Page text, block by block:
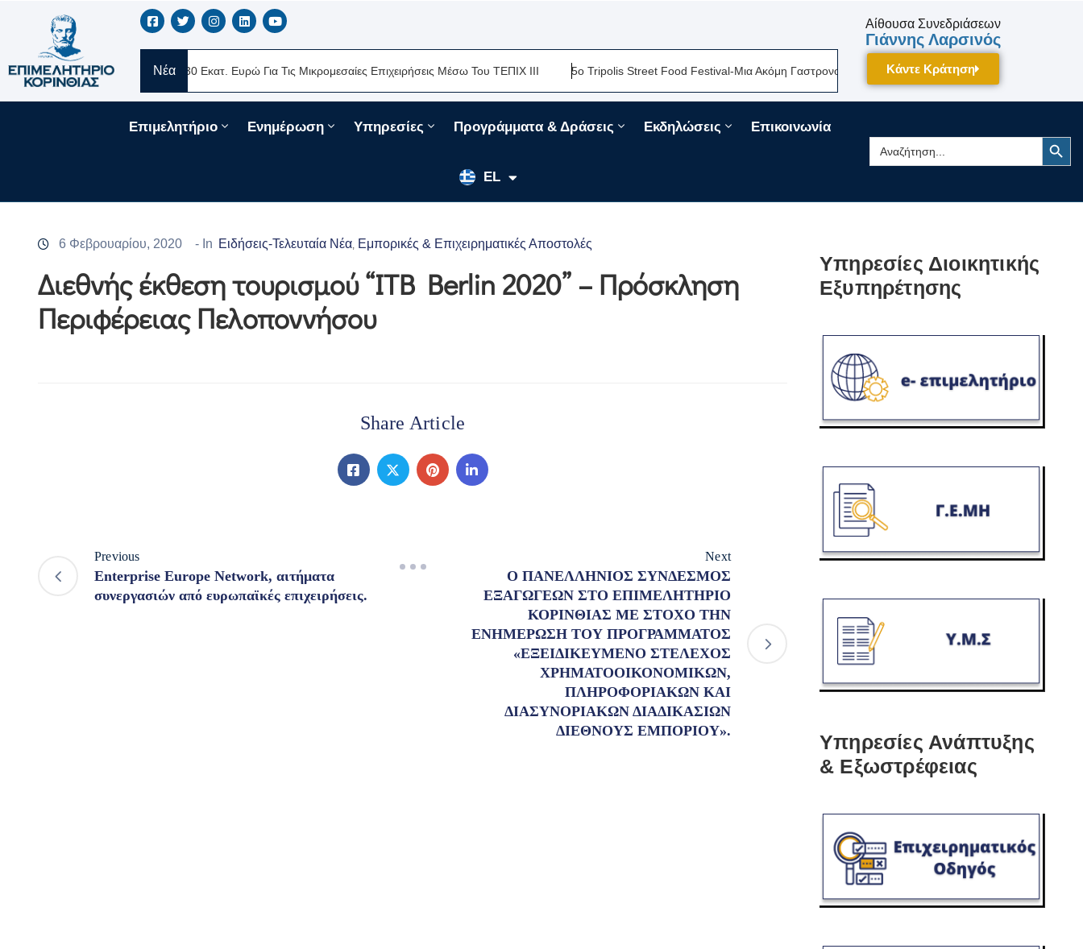
Νέα
Ελλάς Νέα Δάνεια 330 Εκατ. Ευρώ Για Τις Μικρομεσαίες Επιχειρήσεις Μέσω Του ΤΕΠΙΧ ΙΙΙ 5ο Tripolis Street Food Festival-Μια Ακόμη Γαστρονομική Γιορτή Της Πελοποννήσου Δίνει Ραντεβού Τον
Αίθουσα Συνεδριάσεων
Γιάννης Λαρσινός
Κάντε Κράτηση
Επιμελητήριο Ενημέρωση Υπηρεσίες Προγράμματα & Δράσεις Εκδηλώσεις Επικοινωνία
EL
EN
FR
Search
for:
Search Button
6 Φεβρουαρίου, 2020 - In Ειδήσεις-Τελευταία Νέα Εμπορικές & Επιχειρηματικές Αποστολές
Διεθνής έκθεση τουρισμού “ITB Berlin 2020” – Πρόσκληση
Περιφέρειας Πελοποννήσου
Share Article
Previous
Enterprise Europe Network, αιτήματα
συνεργασιών από ευρωπαϊκές επιχειρήσεις.
Next
Ο ΠΑΝΕΛΛΗΝΙΟΣ ΣΥΝΔΕΣΜΟΣ
ΕΞΑΓΩΓΕΩΝ ΣΤΟ ΕΠΙΜΕΛΗΤΗΡΙΟ
ΚΟΡΙΝΘΙΑΣ ΜΕ ΣΤΟΧΟ ΤΗΝ
ΕΝΗΜΕΡΩΣΗ ΤΟΥ ΠΡΟΓΡΑΜΜΑΤΟΣ
«ΕΞΕΙΔΙΚΕΥΜΕΝΟ ΣΤΕΛΕΧΟΣ
ΧΡΗΜΑΤΟΟΙΚΟΝΟΜΙΚΩΝ,
ΠΛΗΡΟΦΟΡΙΑΚΩΝ ΚΑΙ
ΔΙΑΣΥΝΟΡΙΑΚΩΝ ΔΙΑΔΙΚΑΣΙΩΝ
ΔΙΕΘΝΟΥΣ ΕΜΠΟΡΙΟΥ».
Υπηρεσίες Διοικητικής
Εξυπηρέτησης
Υπηρεσίες Ανάπτυξης
& Εξωστρέφειας